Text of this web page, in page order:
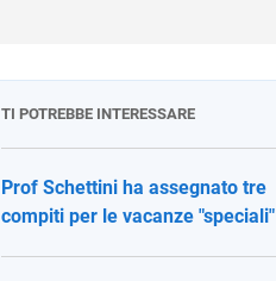
TI POTREBBE INTERESSARE
Prof Schettini ha assegnato tre
compiti per le vacanze "speciali"